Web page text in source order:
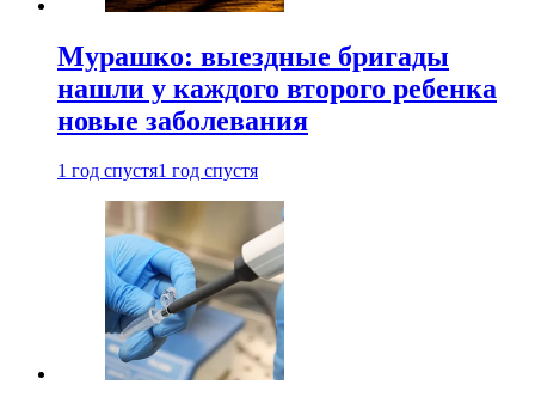
Мурашко: выездные бригады
нашли у каждого второго ребенка
новые заболевания
1 год спустя1 год спустя